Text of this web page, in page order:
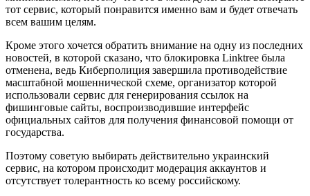
тот сервис, который понравится именно вам и будет отвечать
всем вашим целям.
Кроме этого хочется обратить внимание на одну из последних
новостей, в которой сказано, что блокировка Linktree была
отменена, ведь Киберполиция завершила противодействие
масштабной мошеннической схеме, организатор которой
использовали сервис для генерирования ссылок на
фишинговые сайты, воспроизводившие интерфейс
официальных сайтов для получения финансовой помощи от
государства.
Поэтому советую выбирать действительно украинский
сервис, на котором происходит модерация аккаунтов и
отсутствует толерантность ко всему российскому.